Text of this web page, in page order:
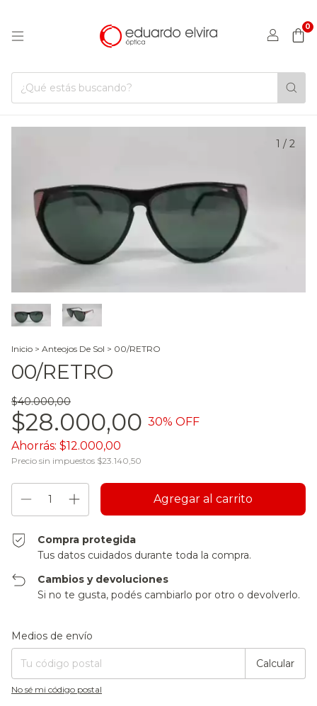
0
1 / 2
Inicio > Anteojos De Sol > 00/RETRO
00/RETRO
$40.000,00
$28.000,00 30% OFF
Ahorrás: $12.000,00
Precio sin impuestos $23.140,50
Compra protegida
Tus datos cuidados durante toda la compra.
Cambios y devoluciones
Si no te gusta, podés cambiarlo por otro o devolverlo.
Entregas para el CP:
Medios de envío
Calcular
No sé mi código postal